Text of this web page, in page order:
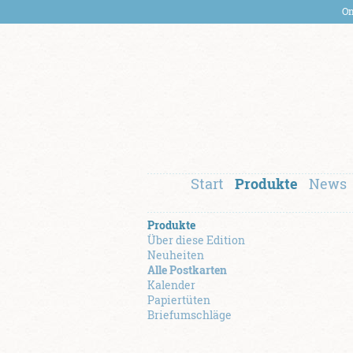
Start Produkte News
Produkte
Über diese Edition
Neuheiten
Alle Postkarten
Kalender
Papiertüten
Briefumschläge